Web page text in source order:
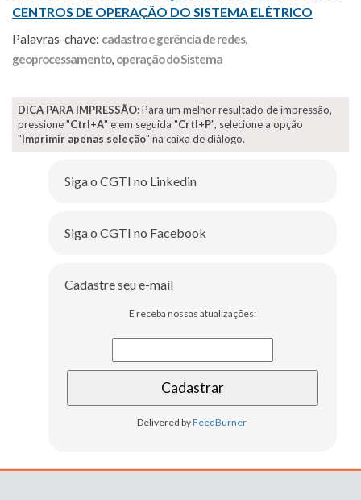
CENTROS DE OPERAÇÂO DO SISTEMA ELÉTRICO
Palavras-chave: cadastro e gerência de redes,
geoprocessamento, operação do Sistema
DICA PARA IMPRESSÃO: Para um melhor resultado de impressão,
pressione "Ctrl+A" e em seguida "Crtl+P", selecione a opção
"Imprimir apenas seleção" na caixa de diálogo.
Siga o CGTI no Linkedin
Siga o CGTI no Facebook
Cadastre seu e-mail
E receba nossas atualizações:
Delivered byFeedBurner